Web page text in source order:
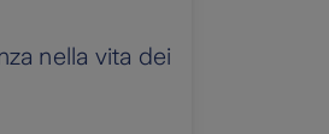
nella vita dei